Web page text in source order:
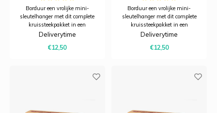
Borduur een vrolijke mini-
sleutelhanger met dit complete
kruissteekpakket in een
charmant luciferdoosje – een
om cadeau te geven.
Deliverytime
€12,50
Borduur een vrolijke mini-
sleutelhanger met dit complete
kruissteekpakket in een
charmant luciferdoosje – een
om cadeau te geven.
Deliverytime
€12,50